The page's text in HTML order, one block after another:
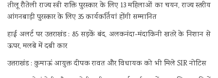
तीलू रौतेली राज्य स्त्री शक्ति पुरस्कार के लिए 13 महिलाओं का चयन, राज्य स्तरीय
आंगनबाड़ी पुरस्कार के लिए 35 कार्यकर्तियां होंगी सम्मानित
हाई अलर्ट पर उत्तराखंड : 85 सड़कें बंद, अलकनंदा-मंदाकिनी खतरे के निशान से
ऊपर, मलबे में दबी कार
उत्तराखंड : कुमाऊं आयुक्त दीपक रावत और विधायक को भी मिले SIR नोटिस